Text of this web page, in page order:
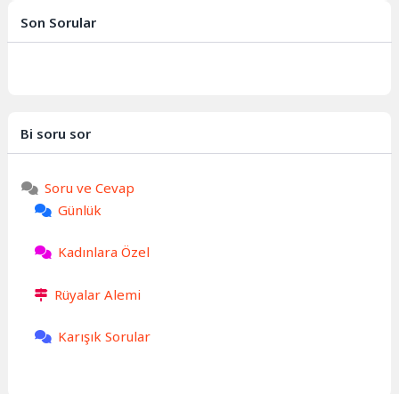
Son Sorular
Bi soru sor
Soru ve Cevap
Günlük
Kadınlara Özel
Rüyalar Alemi
Karışık Sorular